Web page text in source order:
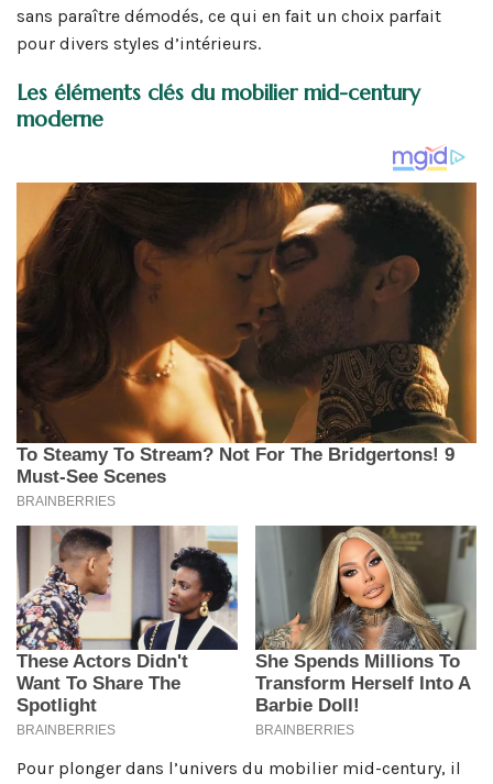
sans paraître démodés, ce qui en fait un choix parfait
pour divers styles d’intérieurs.
Les éléments clés du mobilier mid-century
moderne
Pour plonger dans l’univers du mobilier mid-century, il